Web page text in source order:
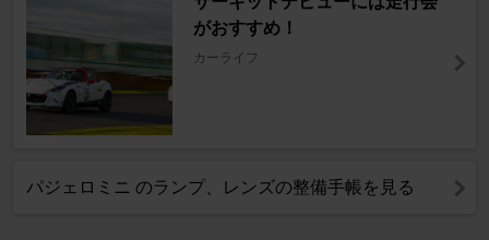
がおすすめ！
カーライフ
パジェロミニ のランプ、レンズの整備手帳を見る